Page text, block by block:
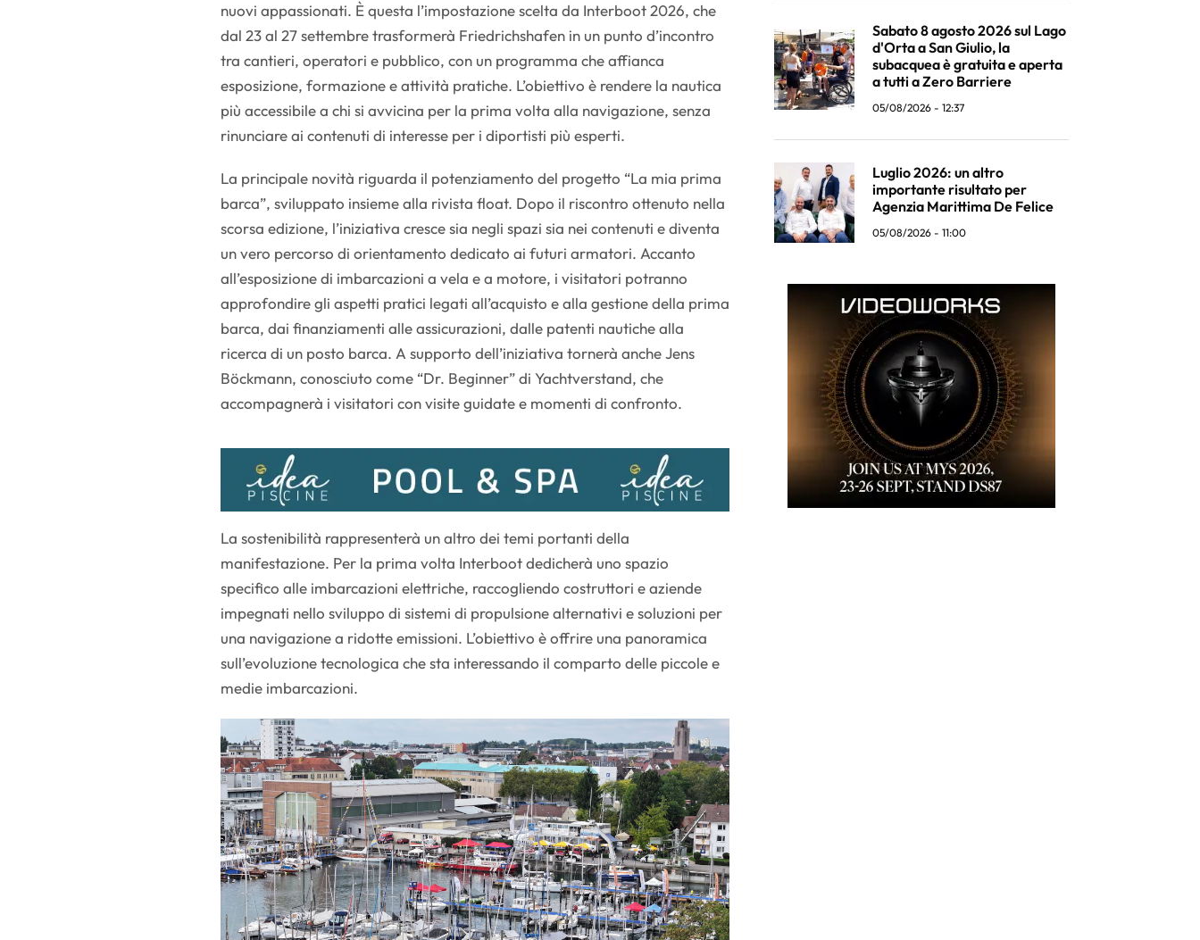
nuovi appassionati. È questa l’impostazione scelta da Interboot 2026, che
dal 23 al 27 settembre trasformerà Friedrichshafen in un punto d’incontro
tra cantieri, operatori e pubblico, con un programma che affianca
esposizione, formazione e attività pratiche. L’obiettivo è rendere la nautica
più accessibile a chi si avvicina per la prima volta alla navigazione, senza
rinunciare ai contenuti di interesse per i diportisti più esperti.
La principale novità riguarda il potenziamento del progetto “La mia prima
barca”, sviluppato insieme alla rivista float. Dopo il riscontro ottenuto nella
scorsa edizione, l’iniziativa cresce sia negli spazi sia nei contenuti e diventa
un vero percorso di orientamento dedicato ai futuri armatori. Accanto
all’esposizione di imbarcazioni a vela e a motore, i visitatori potranno
approfondire gli aspetti pratici legati all’acquisto e alla gestione della prima
barca, dai finanziamenti alle assicurazioni, dalle patenti nautiche alla
ricerca di un posto barca. A supporto dell’iniziativa tornerà anche Jens
Böckmann, conosciuto come “Dr. Beginner” di Yachtverstand, che
accompagnerà i visitatori con visite guidate e momenti di confronto.
La sostenibilità rappresenterà un altro dei temi portanti della
manifestazione. Per la prima volta Interboot dedicherà uno spazio
specifico alle imbarcazioni elettriche, raccogliendo costruttori e aziende
impegnati nello sviluppo di sistemi di propulsione alternativi e soluzioni per
una navigazione a ridotte emissioni. L’obiettivo è offrire una panoramica
sull’evoluzione tecnologica che sta interessando il comparto delle piccole e
medie imbarcazioni.
Sabato 8 agosto 2026 sul Lago
d'Orta a San Giulio, la
subacquea è gratuita e aperta
a tutti a Zero Barriere
05/08/2026 - 12:37
Luglio 2026: un altro
importante risultato per
Agenzia Marittima De Felice
05/08/2026 - 11:00